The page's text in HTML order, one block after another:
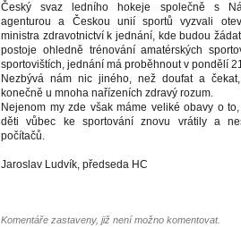
Český svaz ledního hokeje společně s
agenturou a Českou unií sportů vyzvali
ministra zdravotnictví k jednání, kde budou
postoje ohledně trénování amatérských
sportovištích, jednání má proběhnout v pondělí
Nezbývá nám nic jiného, než doufat a
konečně u mnoha nařízeních zdravý rozum.
Nejenom my zde však máme veliké obavy o
děti vůbec ke sportování znovu vrátily a
počítačů.
Jaroslav Ludvík, předseda HC
Komentáře zastaveny, již není možno komentovat.